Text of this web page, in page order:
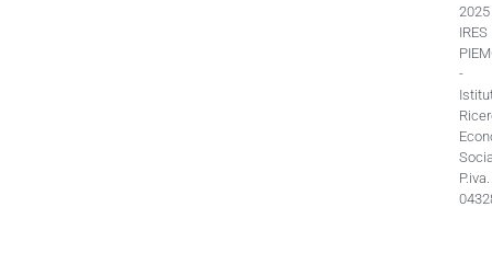
2025
IRES
-
P.iva.